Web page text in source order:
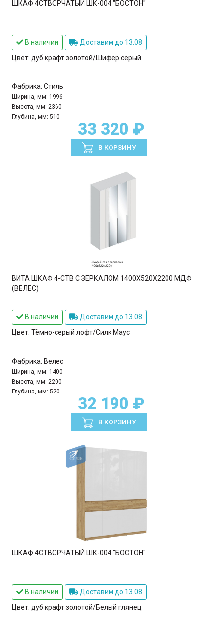
ШКАФ 4СТВОРЧАТЫЙ ШК-004 "БОСТОН"
В наличии
Доставим до 13.08
Цвет: дуб крафт золотой/Шифер серый
Фабрика: Стиль
Ширина, мм: 1996
Высота, мм: 2360
Глубина, мм: 510
33 320 ₽
В КОРЗИНУ
ВИТА ШКАФ 4-СТВ С ЗЕРКАЛОМ 1400Х520Х2200 МДФ
(ВЕЛЕС)
В наличии
Доставим до 13.08
Цвет: Тёмно-серый лофт/Силк Маус
Фабрика: Велес
Ширина, мм: 1400
Высота, мм: 2200
Глубина, мм: 520
32 190 ₽
В КОРЗИНУ
ШКАФ 4СТВОРЧАТЫЙ ШК-004 "БОСТОН"
В наличии
Доставим до 13.08
Цвет: дуб крафт золотой/Белый глянец